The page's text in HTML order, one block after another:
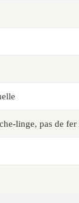
linge, pas de